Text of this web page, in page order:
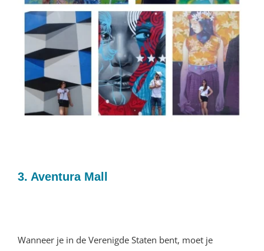
3. Aventura Mall
Wanneer je in de Verenigde Staten bent, moet je